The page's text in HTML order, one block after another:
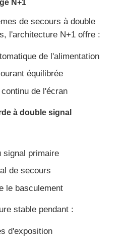
N+1
de secours à double
l'architecture N+1 offre :
de l'alimentation
équilibrée
de l'écran
à double signal
signal primaire
de secours
le basculement
stable pendant :
d'exposition